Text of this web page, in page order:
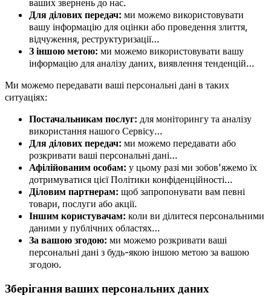
ваших звернень до нас.
Для ділових передач: ми можемо використовувати
вашу інформацію для оцінки або проведення злиття,
відчуження, реструктуризації…
З іншою метою: ми можемо використовувати вашу
інформацію для аналізу даних, виявлення тенденцій…
Ми можемо передавати ваші персональні дані в таких
ситуаціях:
Постачальникам послуг: для моніторингу та аналізу
використання нашого Сервісу…
Для ділових передач: ми можемо передавати або
розкривати ваші персональні дані…
Афілійованим особам: у цьому разі ми зобов'яжемо їх
дотримуватися цієї Політики конфіденційності…
Діловим партнерам: щоб запропонувати вам певні
товари, послуги або акції.
Іншим користувачам: коли ви ділитеся персональними
даними у публічних областях…
За вашою згодою: ми можемо розкривати ваші
персональні дані з будь-якою іншою метою за вашою
згодою.
Зберігання ваших персональних даних